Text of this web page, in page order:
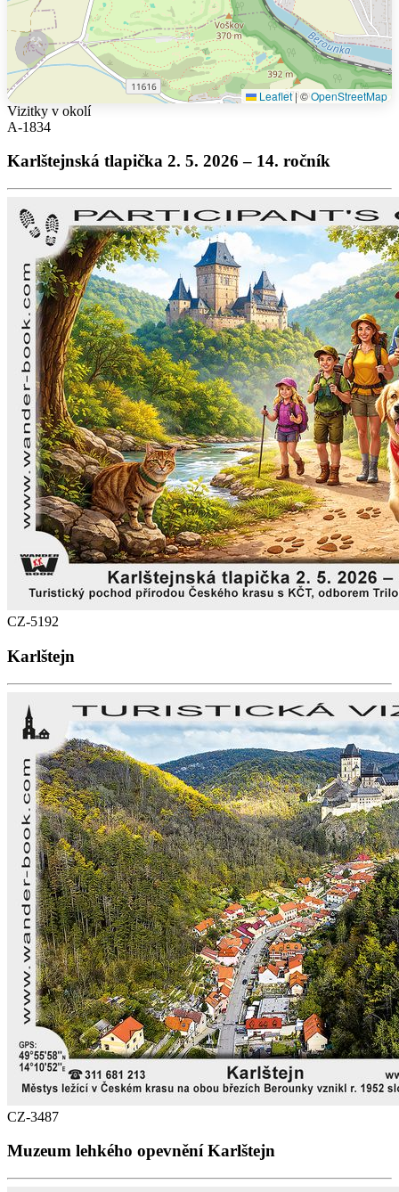
Leaflet |©OpenStreetMap
Vizitky v okolí
A-1834
Karlštejnská tlapička 2. 5. 2026 – 14. ročník
CZ-5192
Karlštejn
CZ-3487
Muzeum lehkého opevnění Karlštejn